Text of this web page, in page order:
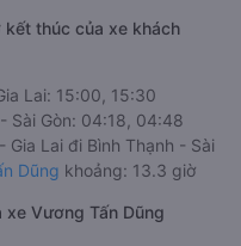
thúc của xe khách
Lai: 15:00, 15:30
Sài Gòn: 04:18, 04:48
Lai đi Bình Thạnh - Sài
Dũng khoảng: 13.3 giờ
xe Vương Tấn Dũng